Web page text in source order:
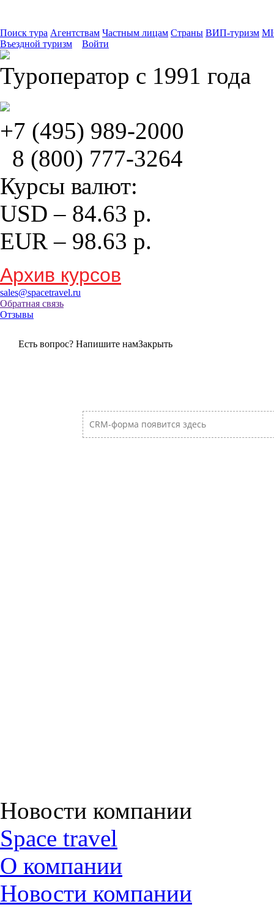
Поиск тура Агентствам Частным лицам Страны ВИП-туризм
Въездной туризм
Войти
Туроператор с 1991 года
+7 (495) 989-2000
8 (800) 777-3264
Курсы валют:
USD – 84.63 р.
EUR – 98.63 р.
Архив курсов
sales@spacetravel.ru
Обратная связь
Отзывы
Есть вопрос? Напишите намЗакрыть
Новости компании
Space travel
О компании
Новости компании